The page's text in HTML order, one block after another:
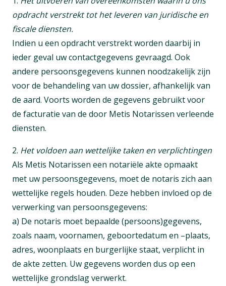
opdracht verstrekt tot het leveren van juridische en
fiscale diensten.
Indien u een opdracht verstrekt worden daarbij in
ieder geval uw contactgegevens gevraagd. Ook
andere persoonsgegevens kunnen noodzakelijk zijn
voor de behandeling van uw dossier, afhankelijk van
de aard. Voorts worden de gegevens gebruikt voor
de facturatie van de door Metis Notarissen verleende
diensten.
2. Het voldoen aan wettelijke taken en verplichtingen
Als Metis Notarissen een notariële akte opmaakt
met uw persoonsgegevens, moet de notaris zich aan
wettelijke regels houden. Deze hebben invloed op de
verwerking van persoonsgegevens:
a) De notaris moet bepaalde (persoons)gegevens,
zoals naam, voornamen, geboortedatum en –plaats,
adres, woonplaats en burgerlijke staat, verplicht in
de akte zetten. Uw gegevens worden dus op een
wettelijke grondslag verwerkt.